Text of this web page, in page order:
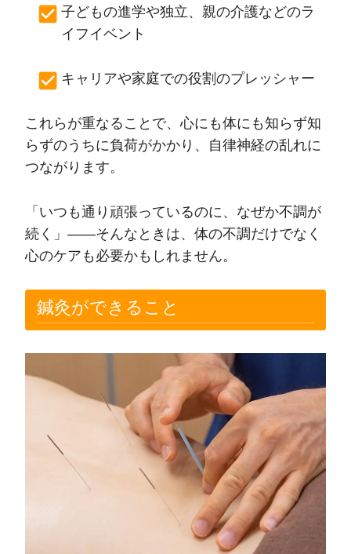
子どもの進学や独立、親の介護などのラ
イフイベント
キャリアや家庭での役割のプレッシャー
これらが重なることで、心にも体にも知らず知
らずのうちに負荷がかかり、自律神経の乱れに
つながります。
「いつも通り頑張っているのに、なぜか不調が
続く」――そんなときは、体の不調だけでなく
心のケアも必要かもしれません。
鍼灸ができること